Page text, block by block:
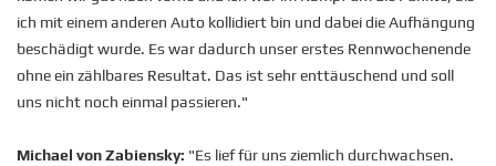
ich mit einem anderen Auto kollidiert bin und dabei die Aufhängung
beschädigt wurde. Es war dadurch unser erstes Rennwochenende
ohne ein zählbares Resultat. Das ist sehr enttäuschend und soll
uns nicht noch einmal passieren."
Michael von Zabiensky: "Es lief für uns ziemlich durchwachsen.